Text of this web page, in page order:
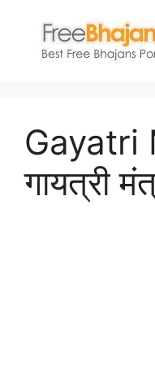
content
Gayatri
गायत्री